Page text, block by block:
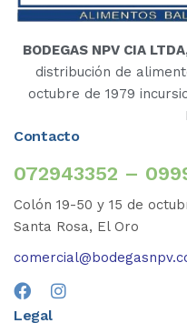
BODEGAS NPV CIA
distribución de
octubre de 1979
Contacto
072943352 –
Colón 19-50 y 15 de
Santa Rosa, El Oro
Legal